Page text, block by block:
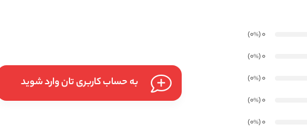
0
(0
%
)
0
(0
%
)
0
(0
%
)
0
(0
%
)
0
(0
%
)
به حساب کاربری تان وارد شوید